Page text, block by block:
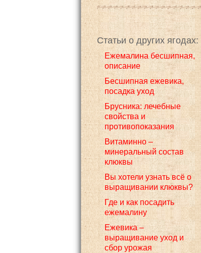
Статьи о других ягодах:
Eжемалина бесшипная,
описание
Бесшипная ежевика,
посадка уход
Брусника: лечебные
свойства и
противопоказания
Витаминно –
минеральный состав
клюквы
Вы хотели узнать всё о
выращивании клюквы?
Где и как посадить
ежемалину
Ежевика –
выращивание уход и
сбор урожая